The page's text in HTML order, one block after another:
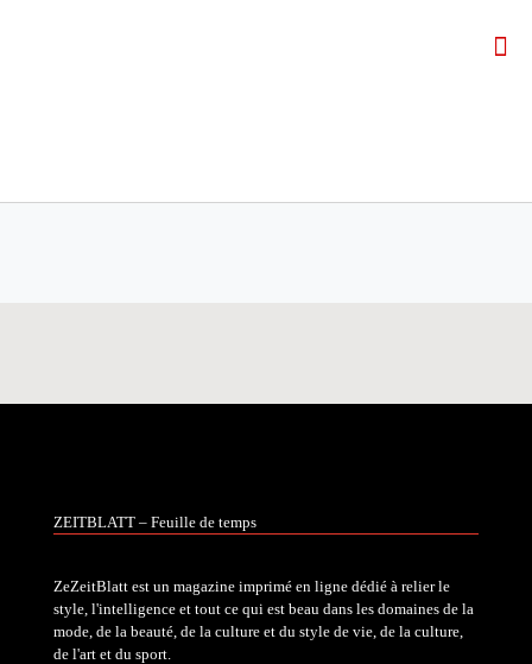
ZEITBLATT – Feuille de temps
ZeZeitBlatt est un magazine imprimé en ligne dédié à relier le
style, l'intelligence et tout ce qui est beau dans les domaines de la
mode, de la beauté, de la culture et du style de vie, de la culture,
de l'art et du sport.